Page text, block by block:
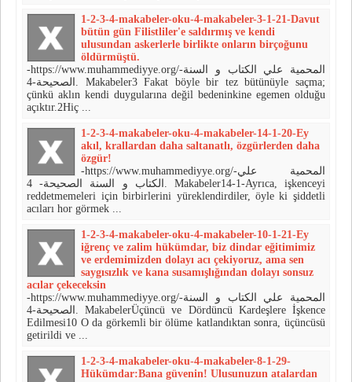
1-2-3-4-makabeler-oku-4-makabeler-3-1-21-Davut
bütün gün Filistliler'e sal­dırmış ve kendi
ulusundan askerlerle birlikte onların birçoğunu
öldürmüş­tü.
-https://www.muhammediyye.org/-المحمية علي الكتاب و السنة
الصحيحة-4. Makabeler3 Fakat böyle bir tez bütünüyle saç­ma;
çünkü aklın kendi duyguları­na değil bedeninkine egemen olduğu
açıktır.2Hiç ...
1-2-3-4-makabeler-oku-4-makabeler-14-1-20-Ey
akıl, krallardan daha saltanat­lı, özgürlerden daha
özgür!
-https://www.muhammediyye.org/-المحمية علي
الكتاب و السنة الصحيحة- 4. Makabeler14-1-Ayrıca, işkenceyi
reddetme­meleri için birbirlerini yürek­lendirdiler, öyle ki şiddetli
acıları hor görmek ...
1-2-3-4-makabeler-oku-4-makabeler-10-1-21-Ey
iğrenç ve zalim hü­kümdar, biz dindar eğitimimiz
ve erde­mimizden dolayı acı çekiyoruz, ama sen
saygısızlık ve kana susamışlığından do­layı sonsuz
acılar çekeceksin
-https://www.muhammediyye.org/-المحمية علي الكتاب و السنة
الصحيحة-4. MakabelerÜçüncü ve Dördüncü Kardeşlere İşkence
Edilmesi10 O da görkemli bir ölüme kat­landıktan sonra, üçüncüsü
getirildi ve ...
1-2-3-4-makabeler-oku-4-makabeler-8-1-29-
Hükümdar:Bana güvenin! Ulusunuzun ata­lardan